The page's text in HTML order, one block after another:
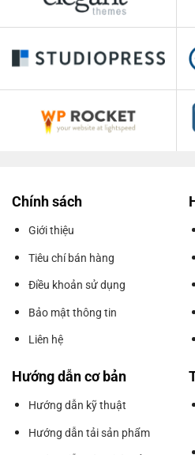
Chính sách
Giới thiệu
Tiêu chí bán hàng
Điều khoản sử dụng
Bảo mật thông tin
Liên hệ
Hướng dẫn cơ bản
Hướng dẫn kỹ thuật
Hướng dẫn tải sản phẩm